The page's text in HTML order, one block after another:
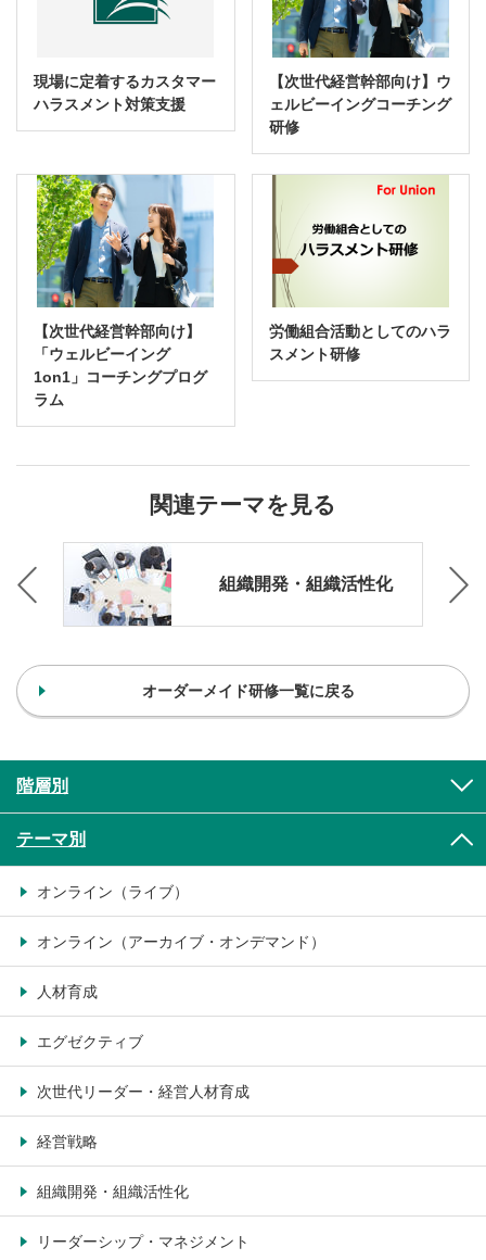
現場に定着するカスタマー
ハラスメント対策支援
【次世代経営幹部向け】ウ
ェルビーイングコーチング
研修
【次世代経営幹部向け】
「ウェルビーイング
1on1」コーチングプログ
ラム
労働組合活動としてのハラ
スメント研修
関連テーマを見る
組織開発・組織活性化
オーダーメイド研修一覧に戻る
階層別
テーマ別
オンライン（ライブ）
オンライン（アーカイブ・オンデマンド）
人材育成
エグゼクティブ
次世代リーダー・経営人材育成
経営戦略
組織開発・組織活性化
リーダーシップ・マネジメント